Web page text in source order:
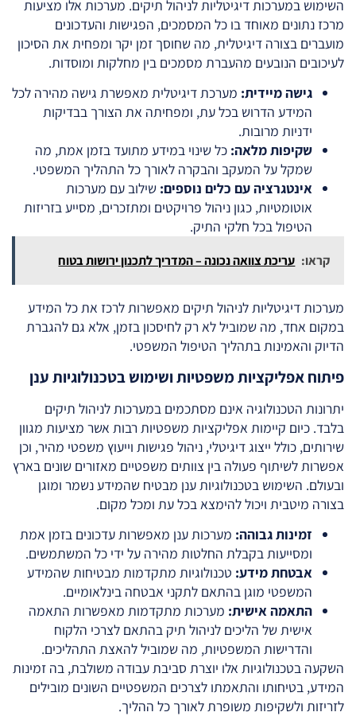
השימוש במערכות דיגיטליות לניהול תיקים. מערכות אלו מציעות
מרכז נתונים מאוחד בו כל המסמכים, הפגישות והעדכונים
מועברים בצורה דיגיטלית, מה שחוסך זמן יקר ומפחית את הסיכון
לעיכובים הנובעים מהעברת מסמכים בין מחלקות ומוסדות.
גישה מיידית: מערכת דיגיטלית מאפשרת גישה מהירה לכל
המידע הדרוש בכל עת, ומפחיתה את הצורך בבדיקות
ידניות מרובות.
שקיפות מלאה: כל שינוי במידע מתועד בזמן אמת, מה
שמקל על המעקב והבקרה לאורך כל התהליך המשפטי.
אינטגרציה עם כלים נוספים: שילוב עם מערכות
אוטומטיות, כגון ניהול פרויקטים ומתזכרים, מסייע בזריזות
הטיפול בכל חלקי התיק.
קראו: עריכת צוואה נכונה – המדריך לתכנון ירושות בטוח
מערכות דיגיטליות לניהול תיקים מאפשרות לרכז את כל המידע
במקום אחד, מה שמוביל לא רק לחיסכון בזמן, אלא גם להגברת
הדיוק והאמינות בתהליך הטיפול המשפטי.
פיתוח אפליקציות משפטיות ושימוש בטכנולוגיות ענן
יתרונות הטכנולוגיה אינם מסתכמים במערכות לניהול תיקים
בלבד. כיום קיימות אפליקציות משפטיות רבות אשר מציעות מגוון
שירותים, כולל ייצוג דיגיטלי, ניהול פגישות וייעוץ משפטי מהיר, וכן
אפשרות לשיתוף פעולה בין צוותים משפטיים מאזורים שונים בארץ
ובעולם. השימוש בטכנולוגיות ענן מבטיח שהמידע נשמר ומוגן
בצורה מיטבית ויכול להימצא בכל עת ומכל מקום.
זמינות גבוהה: מערכות ענן מאפשרות עדכונים בזמן אמת
ומסייעות בקבלת החלטות מהירה על ידי כל המשתמשים.
אבטחת מידע: טכנולוגיות מתקדמות מבטיחות שהמידע
המשפטי מוגן בהתאם לתקני אבטחה בינלאומיים.
התאמה אישית: מערכות מתקדמות מאפשרות התאמה
אישית של הליכים לניהול תיק בהתאם לצרכי הלקוח
והדרישות המשפטיות, מה שמוביל להאצת התהליכים.
השקעה בטכנולוגיות אלו יוצרת סביבת עבודה משולבת, בה זמינות
המידע, בטיחותו והתאמתו לצרכים המשפטיים השונים מובילים
לזריזות ולשקיפות משופרת לאורך כל ההליך.